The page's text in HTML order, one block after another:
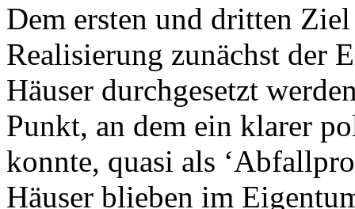
Dem ersten und dritten
Realisierung zunächst der
Häuser durchgesetzt
Punkt, an dem ein klarer
konnte, quasi als
Häuser blieben im